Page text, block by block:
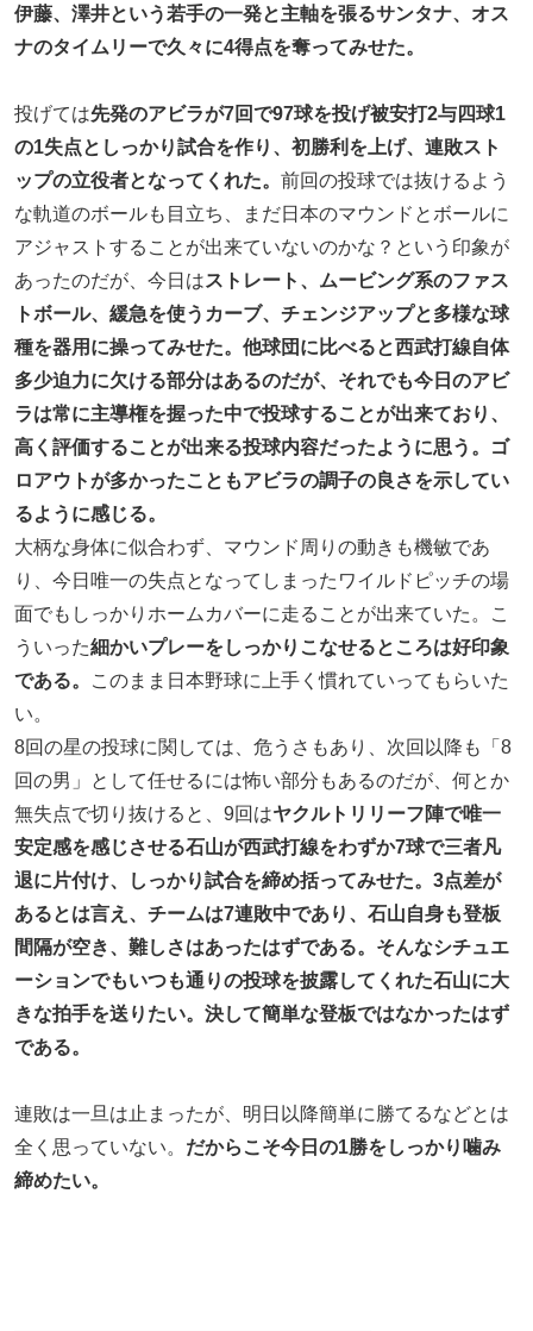
伊藤、澤井という若手の一発と主軸を張るサンタナ、オス
ナのタイムリーで久々に4得点を奪ってみせた。
投げては先発のアビラが7回で97球を投げ被安打2与四球1
の1失点としっかり試合を作り、初勝利を上げ、連敗スト
ップの立役者となってくれた。 前回の投球では抜けるよう
な軌道のボールも目立ち、まだ日本のマウンドとボールに
アジャストすることが出来ていないのかな？という印象が
あったのだが、今日はストレート、ムービング系のファス
トボール、緩急を使うカーブ、チェンジアップと多様な球
種を器用に操ってみせた。他球団に比べると西武打線自体
多少迫力に欠ける部分はあるのだが、それでも今日のアビ
ラは常に主導権を握った中で投球することが出来ており、
高く評価することが出来る投球内容だったように思う。ゴ
ロアウトが多かったこともアビラの調子の良さを示してい
るように感じる。
大柄な身体に似合わず、マウンド周りの動きも機敏であ
り、今日唯一の失点となってしまったワイルドピッチの場
面でもしっかりホームカバーに走ることが出来ていた。こ
ういった細かいプレーをしっかりこなせるところは好印象
である。
このまま日本野球に上手く慣れていってもらいた
い。
8回の星の投球に関しては、危うさもあり、次回以降も「8
回の男」として任せるには怖い部分もあるのだが、何とか
無失点で切り抜けると、9回はヤクルトリリーフ陣で唯一
安定感を感じさせる石山が西武打線をわずか7球で三者凡
退に片付け、しっかり試合を締め括ってみせた。3点差が
あるとは言え、チームは7連敗中であり、石山自身も登板
間隔が空き、難しさはあったはずである。そんなシチュエ
ーションでもいつも通りの投球を披露してくれた石山に大
きな拍手を送りたい。決して簡単な登板ではなかったはず
である。
連敗は一旦は止まったが、明日以降簡単に勝てるなどとは
全く思っていない。 だからこそ今日の1勝をしっかり噛み
締めたい。